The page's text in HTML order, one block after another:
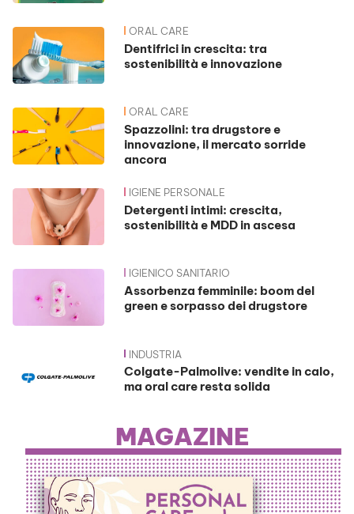
ORAL CARE
Dentifrici in crescita: tra
sostenibilità e innovazione
ORAL CARE
Spazzolini: tra drugstore e
innovazione, il mercato sorride
ancora
IGIENE PERSONALE
Detergenti intimi: crescita,
sostenibilità e MDD in ascesa
IGIENICO SANITARIO
Assorbenza femminile: boom del
green e sorpasso dei drugstore
INDUSTRIA
Colgate-Palmolive: vendite in calo,
ma oral care resta solida
MAGAZINE